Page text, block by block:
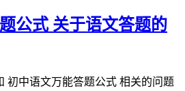
公式 关于语文答题的
初中语文万能答题公式 相关的问题